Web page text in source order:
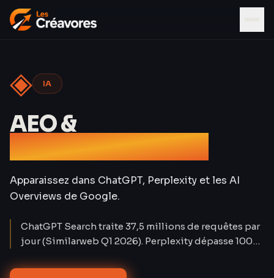
◈ IA
AEO &
Référencement IA
Apparaissez dans ChatGPT, Perplexity et les AI
Overviews de Google.
ChatGPT Search traite 37,5 millions de requêtes par
jour (Similarweb Q1 2026). Perplexity dépasse 100
classique baisse de 15 à 25 % sur les requêtes